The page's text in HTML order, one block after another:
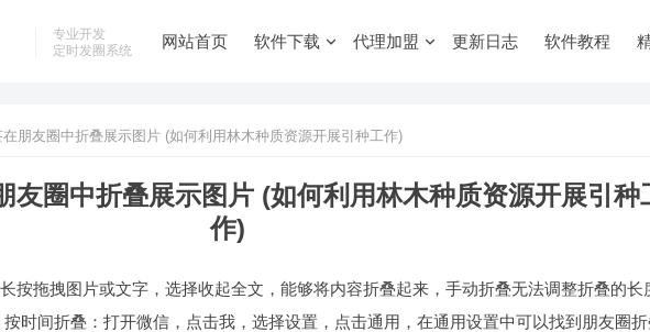
专业开发
定时发圈系统
网站首页 软件下载 代理加盟 更新日志 软件教程
朋友圈中折叠展示图片 (如何利用林木种质资源开展引种工作)
友圈中折叠展示图片 (如何利用林木种质资源开展引种
作)
按拖拽图片或文字，选择收起全文，能够将内容折叠起来，手动折叠无法调整折叠的长
时间折叠：打开微信，点击我，选择设置，点击通用，在通用设置中可以找到朋友圈折